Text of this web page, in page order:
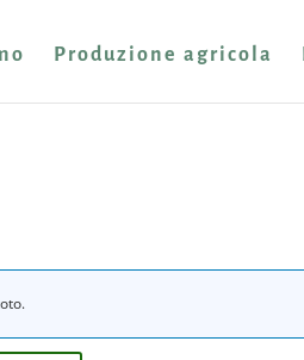
Produzione agricola